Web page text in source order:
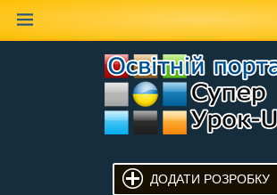
ДОДАТИ РОЗРОБКУ